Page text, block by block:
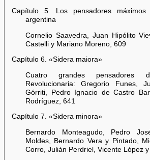
Capítulo 5. Los pensadores
argentina
Cornelio Saavedra, Juan Hipólito
Castelli y Mariano Moreno, 609
Capítulo 6. «Sidera maiora»
Cuatro grandes pensadores
Revolucionaria: Gregorio Funes,
Górriti, Pedro Ignacio de Castro
Rodríguez, 641
Capítulo 7. «Sidera minora»
Bernardo Monteagudo, Pedro
Moldes, Bernardo Vera y Pintado,
Corro, Julián Perdriel, Vicente López